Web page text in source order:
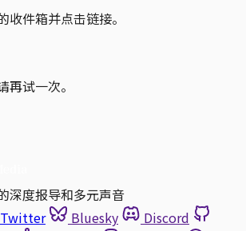
收件箱并点击链接。
试一次。
深度报导和多元声音
Twitter Bluesky
Discord